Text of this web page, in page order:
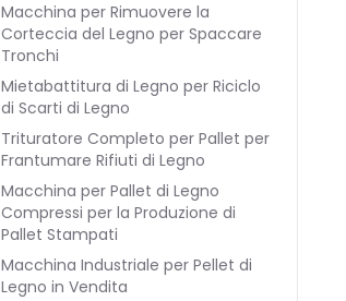
Macchina per Rimuovere la
Corteccia del Legno per Spaccare
Tronchi
Mietabattitura di Legno per Riciclo
di Scarti di Legno
Trituratore Completo per Pallet per
Frantumare Rifiuti di Legno
Macchina per Pallet di Legno
Compressi per la Produzione di
Pallet Stampati
Macchina Industriale per Pellet di
Legno in Vendita